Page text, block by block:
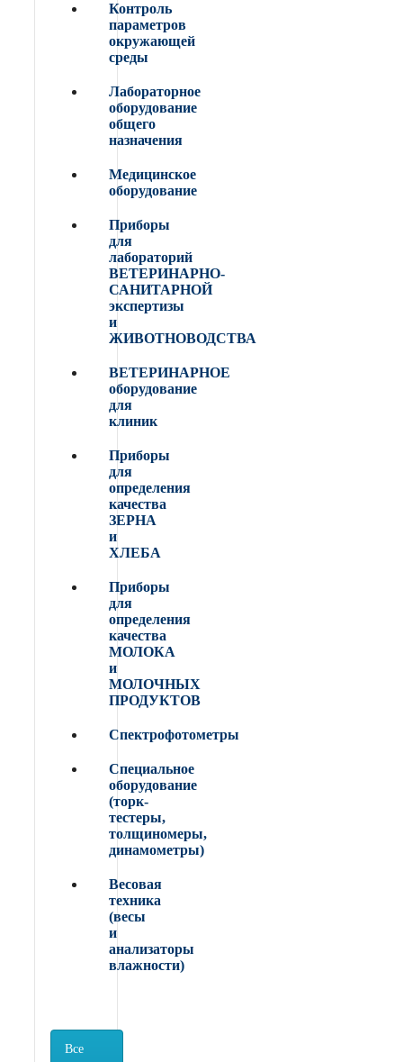
Контроль
параметров
окружающей
среды
Лабораторное
оборудование
общего
назначения
Медицинское
оборудование
Приборы
для
лабораторий
ВЕТЕРИНАРНО-
САНИТАРНОЙ
экспертизы
и
ЖИВОТНОВОДСТВА
ВЕТЕРИНАРНОЕ
оборудование
для
клиник
Приборы
для
определения
качества
ЗЕРНА
и
ХЛЕБА
Приборы
для
определения
качества
МОЛОКА
и
МОЛОЧНЫХ
ПРОДУКТОВ
Спектрофотометры
Специальное
оборудование
(торк-
тестеры,
толщиномеры,
динамометры)
Весовая
техника
(весы
и
анализаторы
влажности)
Все